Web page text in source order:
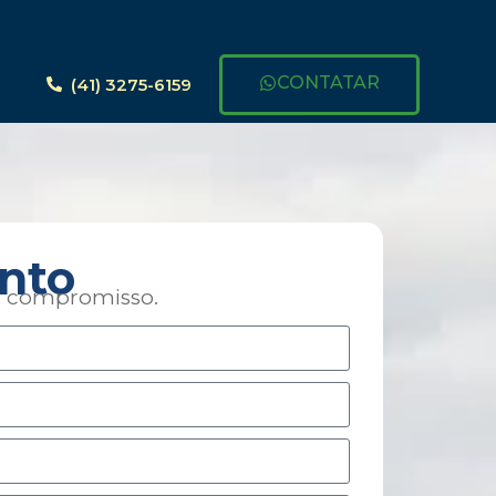
(41) 3275-6159 CONTATAR
compromisso.